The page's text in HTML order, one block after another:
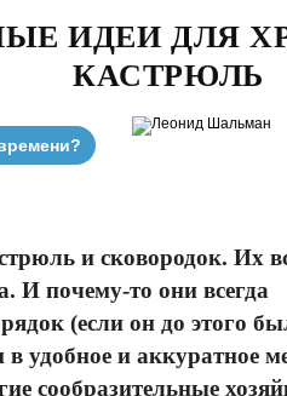
ИДЕИ ДЛЯ
КАСТРЮЛЬ
и сковородок. Их
И почему-то они всегда
(если он до этого
удобное и аккуратное
сообразительные